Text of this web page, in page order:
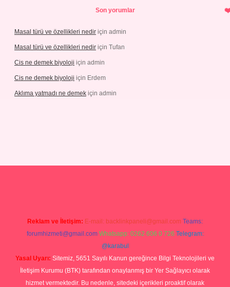
Son yorumlar
Masal türü ve özellikleri nedir için admin
Masal türü ve özellikleri nedir için Tufan
Cis ne demek biyoloji için admin
Cis ne demek biyoloji için Erdem
Aklıma yatmadı ne demek için admin
Reklam ve İletişim: E-mail: backlinkpaneli@gmail.com Teams:
forumhizmeti@gmail.com Whatsapp: 0262 606 0 726 Telegram:
@karabul
Yasal Uyarı: Sitemiz, 5651 Sayılı Kanun gereğince Bilgi Teknolojileri ve
İletişim Kurumu (BTK) tarafından onaylanmış bir Yer Sağlayıcı olarak
hizmet vermektedir. Bu nedenle, sitedeki içerikleri proaktif olarak